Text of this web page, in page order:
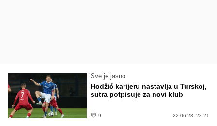
Sve je jasno
Hodžić karijeru nastavlja u Turskoj,
sutra potpisuje za novi klub
9 22.06.23. 23:21